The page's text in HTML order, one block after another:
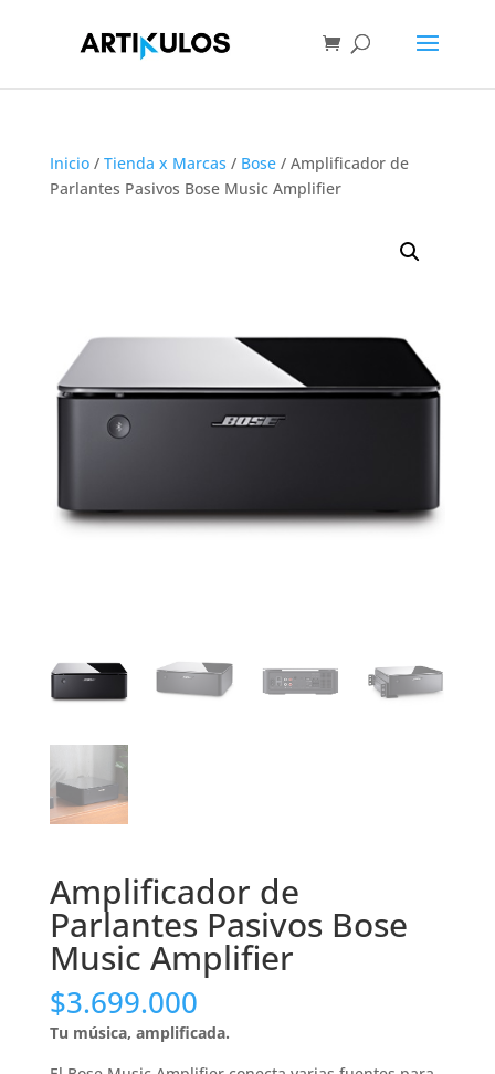
Inicio/ Tienda x Marcas / Bose/ Amplificador de
Parlantes Pasivos Bose Music Amplifier
Amplificador de
Parlantes Pasivos Bose
Music Amplifier
$3.699.000
Tu música, amplificada.